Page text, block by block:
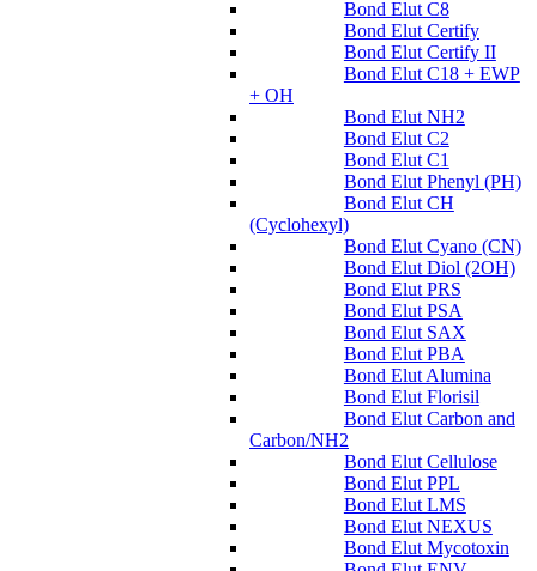
Bond Elut C8
Bond Elut Certify
Bond Elut Certify II
Bond Elut C18 + EWP
+ OH
Bond Elut NH2
Bond Elut C2
Bond Elut C1
Bond Elut Phenyl (PH)
Bond Elut CH
(Cyclohexyl)
Bond Elut Cyano (CN)
Bond Elut Diol (2OH)
Bond Elut PRS
Bond Elut PSA
Bond Elut SAX
Bond Elut PBA
Bond Elut Alumina
Bond Elut Florisil
Bond Elut Carbon and
Carbon/NH2
Bond Elut Cellulose
Bond Elut PPL
Bond Elut LMS
Bond Elut NEXUS
Bond Elut Mycotoxin